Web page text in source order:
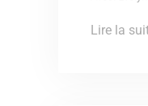
Lire la